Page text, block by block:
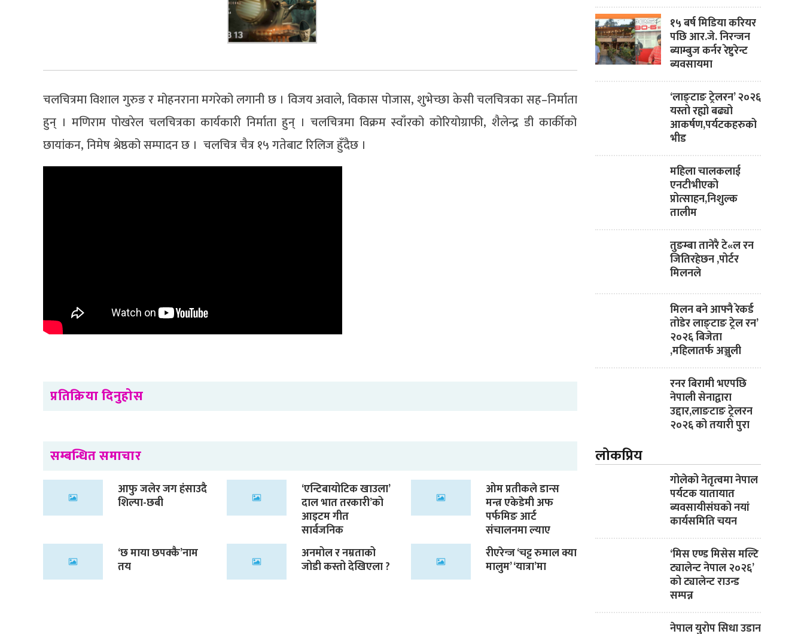
चलचित्रमा विशाल गुरुङ र मोहनराना मगरेको लगानी छ । विजय अवाले, विकास पोजास, शुभेच्छा केसी चलचित्रका सह–निर्माता
हुन् । मणिराम पोखरेल चलचित्रका कार्यकारी निर्माता हुन् । चलचित्रमा विक्रम स्वाँरको कोरियोग्राफी, शैलेन्द्र डी कार्कीको
छायांकन, निमेष श्रेष्ठको सम्पादन छ । चलचित्र चैत्र १५ गतेबाट रिलिज हुँदैछ ।
प्रतिक्रिया दिनुहोस
सम्बन्धित समाचार
आफु जलेर जग हंसाउदै
शिल्पा-छबी
‘एन्टिबायोटिक खाउला’
दाल भात तरकारी’को
आइटम गीत
सार्वजनिक
ओम प्रतीकले डान्स
मन्त्र एकेडेमी अफ
पर्फमिङ आर्ट
संचालनमा ल्याए
‘छ माया छपक्कै’नाम
तय
अनमोल र नम्रताको
जोडी कस्तो देखिएला ?
रीएरेन्ज ‘चट्ट रुमाल क्या
मालुम’ ‘यात्रा’मा
१५ बर्ष मिडिया करियर
पछि आर.जे. निरन्जन
ब्याम्बुज कर्नर रेष्टुरेन्ट
ब्यवसायमा
‘लाङ्टाङ ट्रेलरन’ २०२६
यस्तो रह्यो बढ्यो
आकर्षण,पर्यटकहरुको
भीड
महिला चालकलाई
एनटीभीएको
प्रोत्साहन,निशुल्क
तालीम
तुङम्बा तानेरै टे«ल रन
जितिरहेछन ,पोर्टर
मिलनले
मिलन बने आफ्नै रेकर्ड
तोडेर लाङ्टाङ ट्रेल रन’
२०२६ बिजेता
,महिलातर्फ अञ्जुली
रनर बिरामी भएपछि
नेपाली सेनाद्वारा
उद्दार,लाङटाङ ट्रेलरन
२०२६ को तयारी पुरा
लोकप्रिय
गोलेको नेतृत्वमा नेपाल
पर्यटक यातायात
ब्यवसायीसंघको नयां
कार्यसमिति चयन
‘मिस एण्ड मिसेस मल्टि
ट्यालेन्ट नेपाल २०२६’
को ट्यालेन्ट राउन्ड
सम्पन्न
नेपाल युरोप सिधा उडान